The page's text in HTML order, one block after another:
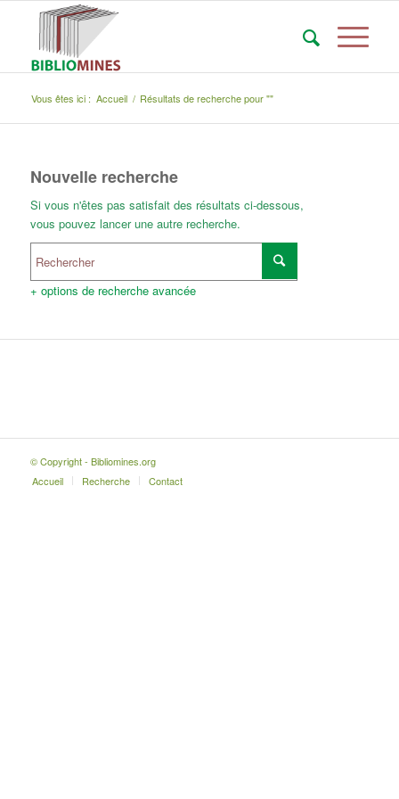
Vous êtes ici : Accueil / Résultats de recherche pour ""
Nouvelle recherche
Si vous n'êtes pas satisfait des résultats ci-dessous,
vous pouvez lancer une autre recherche.
+ options de recherche avancée
© Copyright - Bibliomines.org
Accueil
Recherche Contact